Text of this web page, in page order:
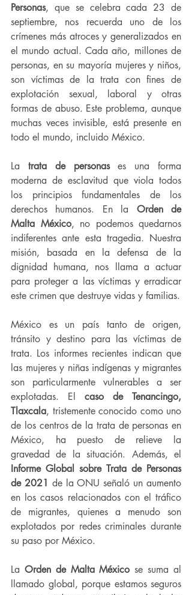
Personas, que se celebra cada 23 de
septiembre, nos recuerda uno de los
crímenes más atroces y generalizados en
el mundo actual. Cada año, millones de
personas, en su mayoría mujeres y niños,
son víctimas de la trata con fines de
explotación sexual, laboral y otras
formas de abuso. Este problema, aunque
muchas veces invisible, está presente en
todo el mundo, incluido México.
La trata de personas es una forma
moderna de esclavitud que viola todos
los principios fundamentales de los
derechos humanos. En la Orden de
Malta México, no podemos quedarnos
indiferentes ante esta tragedia. Nuestra
misión, basada en la defensa de la
dignidad humana, nos llama a actuar
para proteger a las víctimas y erradicar
este crimen que destruye vidas y familias.
México es un país tanto de origen,
tránsito y destino para las víctimas de
trata. Los informes recientes indican que
las mujeres y niñas indígenas y migrantes
son particularmente vulnerables a ser
explotadas. El caso de Tenancingo,
Tlaxcala, tristemente conocido como uno
de los centros de la trata de personas en
México, ha puesto de relieve la
Informe Global sobre Trata de Personas
de 2021 de la ONU señaló un aumento
en los casos relacionados con el tráfico
de migrantes, quienes a menudo son
explotados por redes criminales durante
su paso por México.
La Orden de Malta México se suma al
llamado global, porque estamos seguros